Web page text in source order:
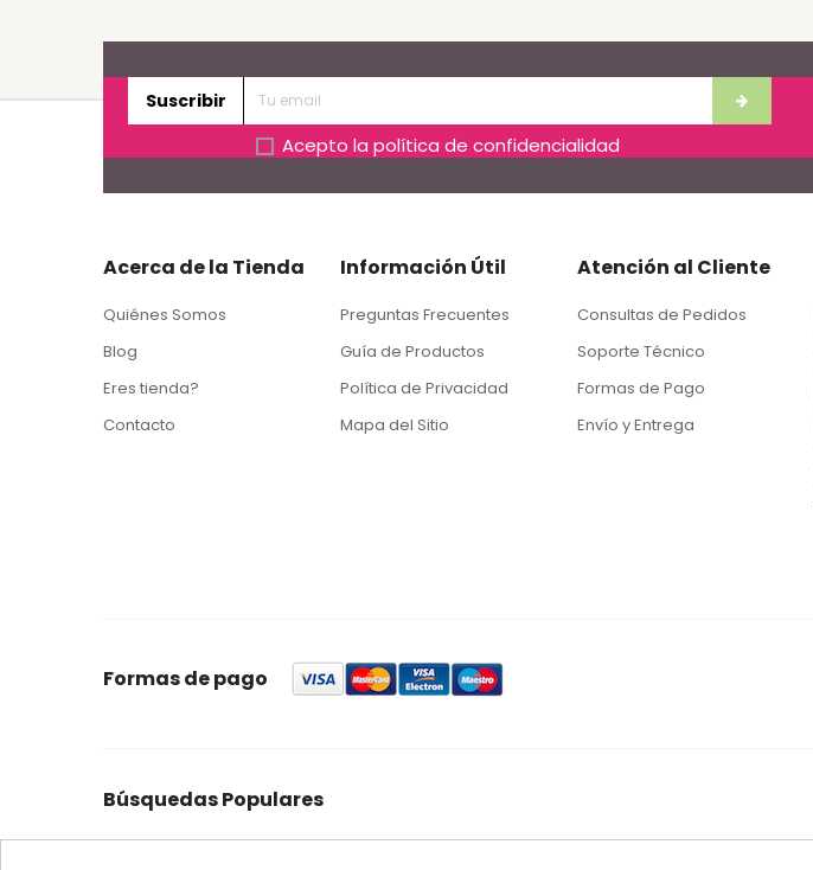
Suscribir
Acepto la política de confidencialidad
Acerca de la Tienda
Quiénes Somos
Blog
Eres tienda?
Contacto
Información Útil
Preguntas Frecuentes
Guía de Productos
Política de Privacidad
Mapa del Sitio
Atención al Cliente
Consultas de Pedidos
Soporte Técnico
Formas de Pago
Envío y Entrega
Formas de pago
Búsquedas Populares
foresta feromonas quercus control ynject araña roja conectores Econex